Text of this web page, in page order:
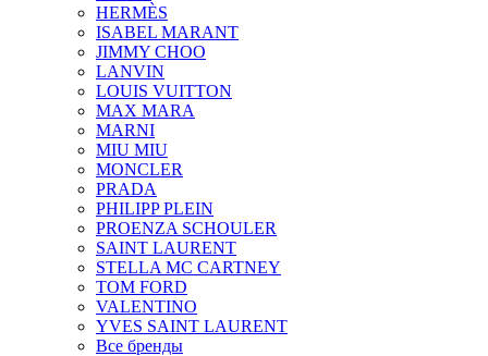
HERMÈS
ISABEL MARANT
JIMMY CHOO
LANVIN
LOUIS VUITTON
MAX MARA
MARNI
MIU MIU
MONCLER
PRADA
PHILIPP PLEIN
PROENZA SCHOULER
SAINT LAURENT
STELLA MC CARTNEY
TOM FORD
VALENTINO
YVES SAINT LAURENT
Все бренды